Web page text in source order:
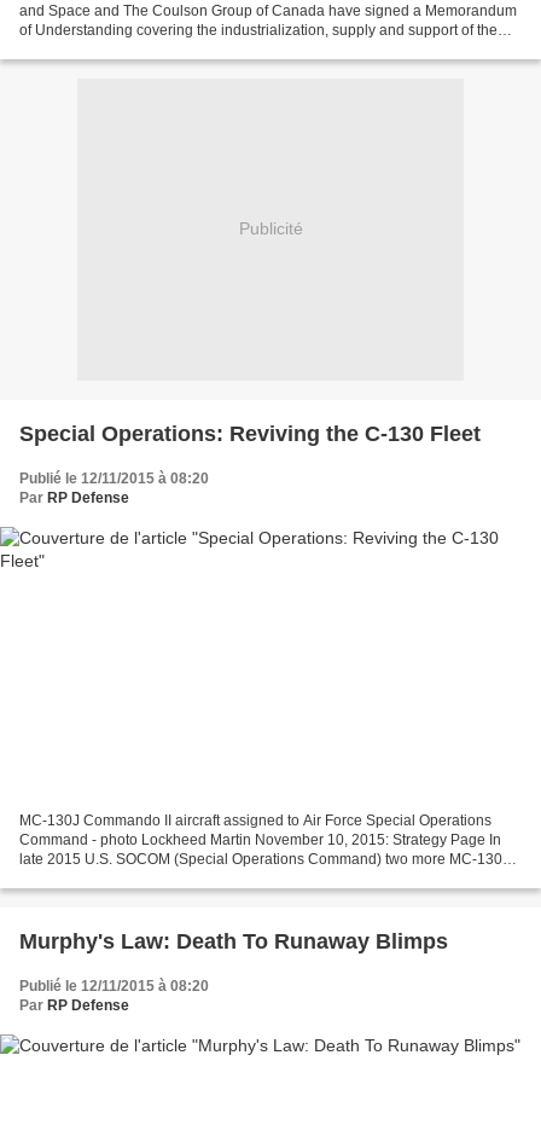
and Space and The Coulson Group of Canada have signed a Memorandum
of Understanding covering the industrialization, supply and support of the
Publicité
Special Operations: Reviving the C-130 Fleet
Publié le 12/11/2015 à 08:20
Par RP Defense
MC-130J Commando II aircraft assigned to Air Force Special Operations
Command - photo Lockheed Martin November 10, 2015: Strategy Page In
late 2015 U.S. SOCOM (Special Operations Command) two more MC-130J
Murphy's Law: Death To Runaway Blimps
Publié le 12/11/2015 à 08:20
Par RP Defense